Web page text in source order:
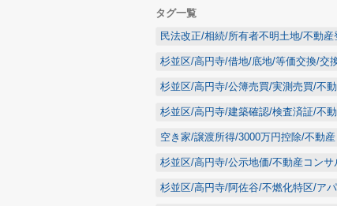
タグ一覧
民法改正/相続/所有者不明土地/不動
杉並区/高円寺/借地/底地/等価交換/交
杉並区/高円寺/公簿売買/実測売買/不
杉並区/高円寺/建築確認/検査済証/不
空き家/譲渡所得/3000万円控除/不動
杉並区/高円寺/公示地価/不動産コンサ
杉並区/高円寺/阿佐谷/不燃化特区/ア